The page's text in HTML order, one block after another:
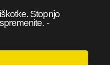
Stopnjo
-